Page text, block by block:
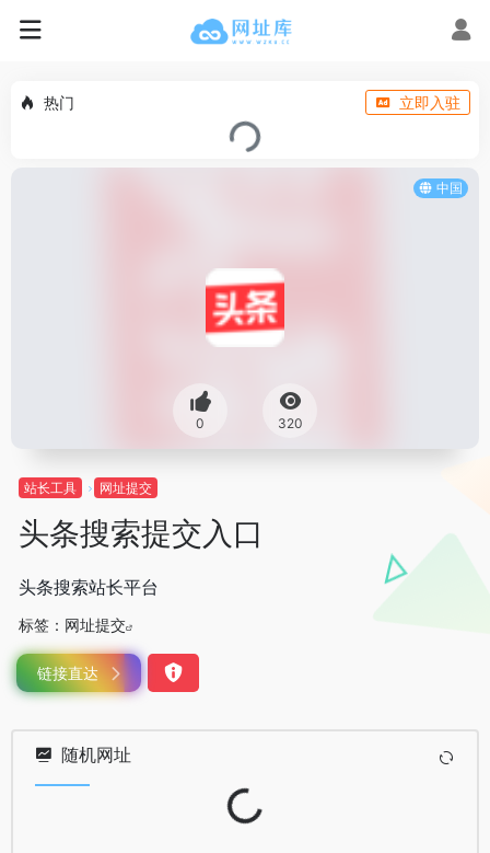
热门 立即入驻
中国
0 320
站长工具 网址提交
头条搜索提交入口
头条搜索站长平台
标签： 网址提交
链接直达
随机网址
Loading...